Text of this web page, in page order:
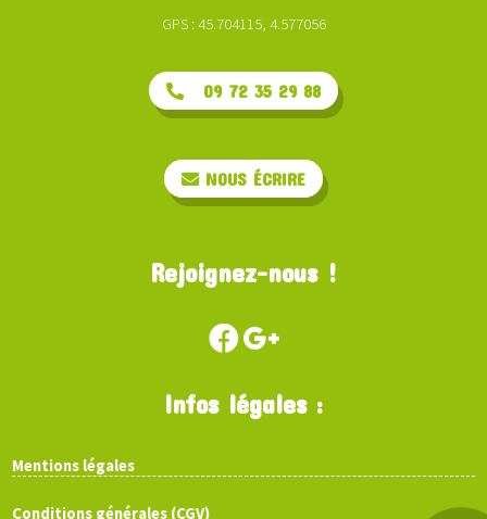
GPS : 45.704115, 4.577056
09 72 35 29 88
NOUS ÉCRIRE
Rejoignez-nous !
Infos légales :
Mentions légales
Conditions générales (CGV)